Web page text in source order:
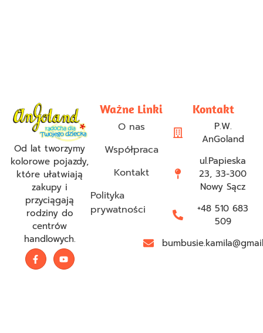
Od lat tworzymy
kolorowe pojazdy,
które ułatwiają
zakupy i
przyciągają
rodziny do
centrów
handlowych.
Ważne Linki
O nas
Współpraca
Kontakt
Polityka
prywatności
Kontakt
P.W.
AnGoland
ul.Papieska
23, 33-300
Nowy Sącz
+48 510 683
509